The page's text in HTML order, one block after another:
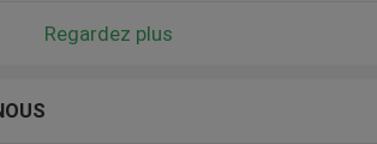
Regardez plus